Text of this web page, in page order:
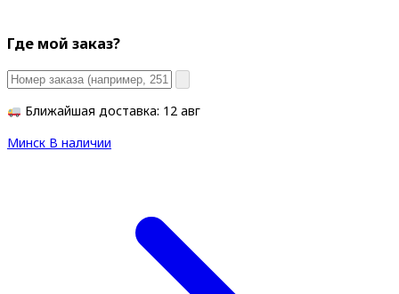
Где мой заказ?
Ближайшая доставка: 12 авг
Минск В наличии